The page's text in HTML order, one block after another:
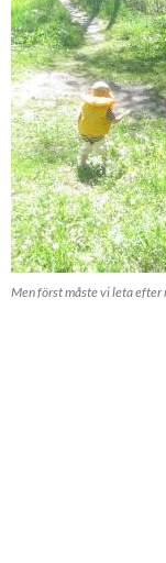
Men först måste vi leta efter